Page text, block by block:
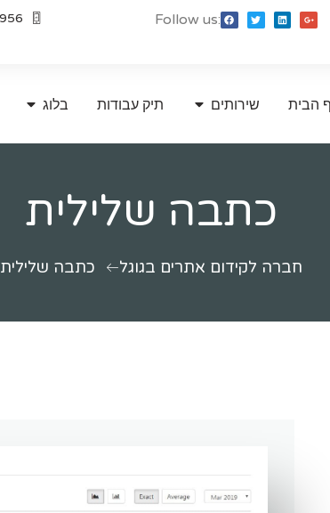
Follow us:
הבית שירותים תיק עבודות בלוג
כתבה שלילית
חברה לקידום אתרים בגוגל כתבה שלילית